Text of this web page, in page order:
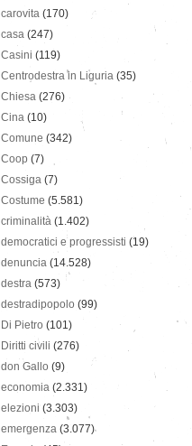
carovita (170)
casa (247)
Casini (119)
Centrodestra in Liguria (35)
Chiesa (276)
Cina (10)
Comune (342)
Coop (7)
Cossiga (7)
Costume (5.581)
criminalità (1.402)
democratici e progressisti (19)
denuncia (14.528)
destra (573)
destradipopolo (99)
Di Pietro (101)
Diritti civili (276)
don Gallo (9)
economia (2.331)
elezioni (3.303)
emergenza (3.077)